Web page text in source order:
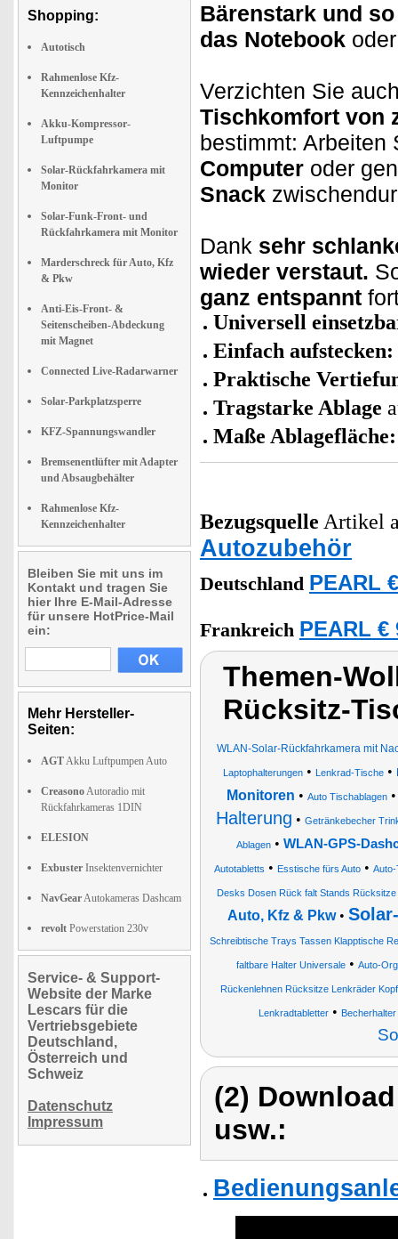
Shopping:
Autotisch
Rahmenlose Kfz-
Kennzeichenhalter
Akku-Kompressor-
Luftpumpe
Solar-Rückfahrkamera mit
Monitor
Solar-Funk-Front- und
Rückfahrkamera mit Monitor
Marderschreck für Auto, Kfz
& Pkw
Anti-Eis-Front- &
Seitenscheiben-Abdeckung
mit Magnet
Connected Live-Radarwarner
Solar-Parkplatzsperre
KFZ-Spannungswandler
Bremsenentlüfter mit Adapter
und Absaugbehälter
Rahmenlose Kfz-
Kennzeichenhalter
Bleiben Sie mit uns im
Kontakt und tragen Sie
hier Ihre E-Mail-Adresse
für unsere HotPrice-Mail
ein:
Mehr Hersteller-
Seiten:
AGTAkku Luftpumpen Auto
CreasonoAutoradio mit
Rückfahrkameras 1DIN
ELESION
Exbuster Insektenvernichter
NavGearAutokameras Dashcam
revolt Powerstation 230v
Service- & Support-
Website der Marke
Lescars für die
Vertriebsgebiete
Deutschland,
Österreich und
Schweiz
Datenschutz
Impressum
Bärenstark und
das Notebook
Verzichten Sie
Tischkomfort von
bestimmt:
Computer oder
Snack
Dank sehr
wieder verstaut.
ganz entspannt
Universell
Einfach aufstecken:
Praktische
Tragstarke Ablage
Maße Ablagefläche:
Bezugsquelle Artikel
Autozubehör
Deutschland PEARL
Frankreich PEARL €
Themen-
Rücksitz-
WLAN-Solar-Rückfahrkamera mit
Laptophalterungen• Lenkrad-Tische•
Monitoren • Auto Tischablagen
Halterung • Getränkebecher
Ablagen • WLAN-GPS-
Autotabletts • Esstische fürs Auto •
Desks Dosen Rück falt Stands
Auto, Kfz & Pkw•
Schreibtische Trays Tassen Klapptische
faltbare Halter Universale • Auto-
Rückenlehnen Rücksitze Lenkräder
Lenkradtabletter •
(2)
usw.: